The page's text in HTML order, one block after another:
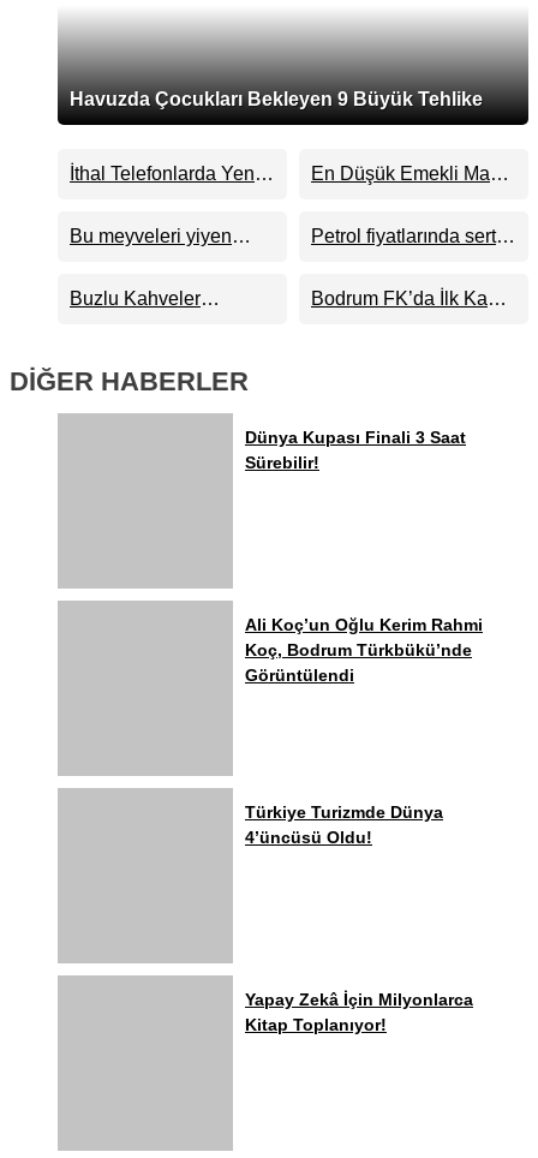
Havuzda Çocukları Bekleyen 9 Büyük Tehlike
İthal Telefonlarda Yeni
En Düşük Emekli Maaşı
Yükseliyor
Bu meyveleri yiyen
Petrol fiyatlarında sert
aşıldı
Buzlu Kahveler
Bodrum FK’da İlk Kamp
DİĞER HABERLER
Dünya Kupası Finali 3 Saat
Sürebilir!
Ali Koç’un Oğlu Kerim Rahmi
Koç, Bodrum Türkbükü’nde
Görüntülendi
Türkiye Turizmde Dünya
4’üncüsü Oldu!
Yapay Zekâ İçin Milyonlarca
Kitap Toplanıyor!